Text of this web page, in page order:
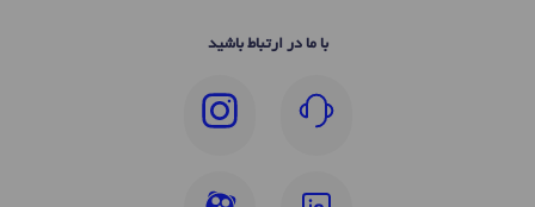
با ما در ارتباط باشید